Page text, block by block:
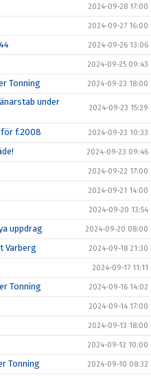
2024-09-28 17:00
2024-09-27 16:00
2024-09-26 13:06
2024-09-25 09:43
Tonning 2024-09-23 18:00
under
2024-09-23 15:29
för f.2008 2024-09-23 10:33
2024-09-23 09:46
2024-09-22 17:00
2024-09-21 14:00
2024-09-20 13:54
uppdrag 2024-09-20 08:00
Varberg 2024-09-18 21:30
2024-09-17 11:11
Tonning 2024-09-16 14:02
2024-09-14 17:00
2024-09-13 18:00
2024-09-12 10:00
Tonning 2024-09-10 08:32